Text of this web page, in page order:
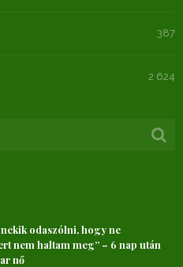
387
2 624
odaszólni, hogy ne
nem haltam meg” – 6 nap után
nő